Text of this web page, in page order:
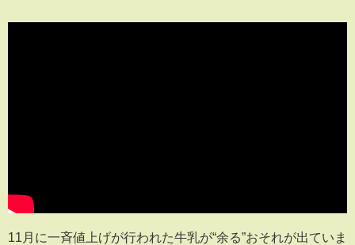
11月に一斉値上げが行われた牛乳が“余る”おそれが出ていま